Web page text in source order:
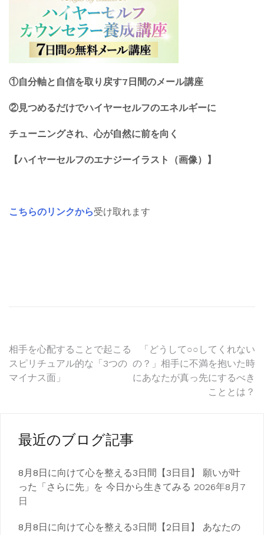
①自分軸と自信を取り戻す7日間のメール講座
②見つめるだけでハイヤーセルフのエネルギーに
チューニングされ、心が自然に前を向く
【ハイヤーセルフのエナジーイラスト（画像）】
こちらのリンクから受け取れます
投
稿
ゲ
ー
シ
ョ
相手を心配することで起こる
スピリチュアル的な「3つの
マイナス面」
「どうして○○してくれない
の？」相手に不満を抱いた時
にあなたが真っ先にするべき
こととは？
最近のブログ記事
8月8日に向けて心を整える3日間【3日目】 願いが叶
った「さらに先」を 今日から生きてみる 2026年8月7
日
8月8日に向けて心を整える3日間【2日目】 あなたの